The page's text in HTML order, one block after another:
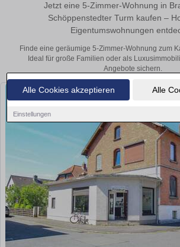
Alle Cookies akzeptieren Alle
Einstellungen
Jetzt eine 5-Zimmer-Wohnung in
Schöppenstedter Turm kaufen –
Eigentumswohnungen
Finde eine geräumige 5-Zimmer-Wohnung zum
Ideal für große Familien oder als
Angebote sichern.